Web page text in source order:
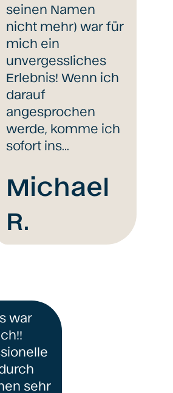
seinen Namen
nicht mehr) war für
mich ein
unvergessliches
Erlebnis! Wenn ich
darauf
angesprochen
werde, komme ich
sofort ins…
Michael
R.
war
sehr